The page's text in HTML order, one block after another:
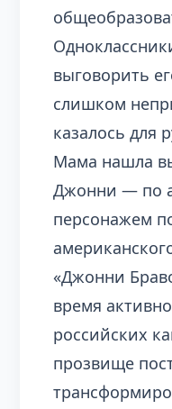
выговорить
слишком
казалось для
Мама нашла
Джонни — по
персонажем
«Джонни
время
российских
прозвище